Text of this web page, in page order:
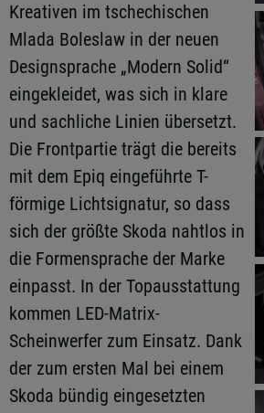
Kreativen im tschechischen
Mlada Boleslaw in der neuen
Designsprache „Modern Solid“
eingekleidet, was sich in klare
und sachliche Linien übersetzt.
Die Frontpartie trägt die bereits
mit dem Epiq eingeführte T-
förmige Lichtsignatur, so dass
sich der größte Skoda nahtlos in
die Formensprache der Marke
einpasst. In der Topausstattung
kommen LED-Matrix-
Scheinwerfer zum Einsatz. Dank
der zum ersten Mal bei einem
Skoda bündig eingesetzten